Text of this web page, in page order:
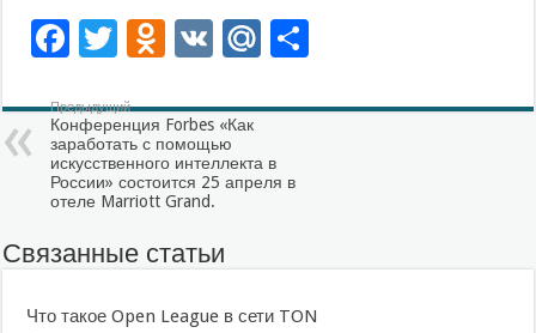
Facebook
Twitter
Odnoklassniki
VK Mail.Ru
Предыдущий
Конференция Forbes «Как
заработать с помощью
искусственного интеллекта в
России» состоится 25 апреля в
отеле Marriott Grand.
Связанные статьи
Что такое Open League в сети TON